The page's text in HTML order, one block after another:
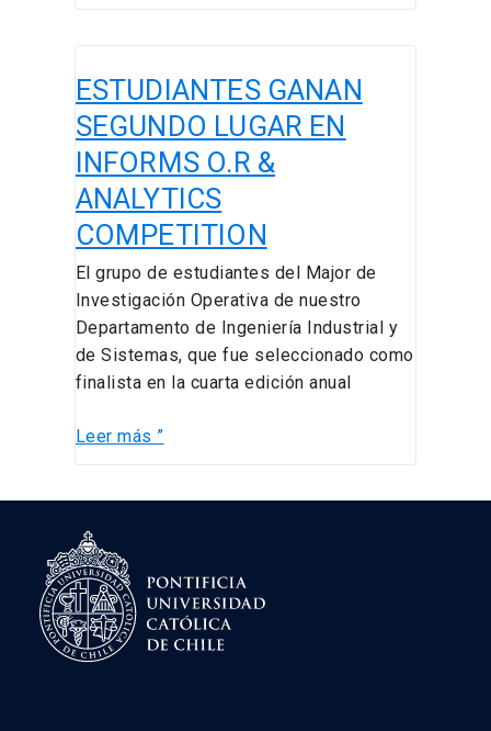
ESTUDIANTES GANAN
SEGUNDO LUGAR EN
INFORMS O.R &
ANALYTICS
COMPETITION
El grupo de estudiantes del Major de
Investigación Operativa de nuestro
Departamento de Ingeniería Industrial y
de Sistemas, que fue seleccionado como
finalista en la cuarta edición anual
GANAN
SEGUNDO
LUGAR
EN
INFORMS
O.R
&
ANALYTICS
COMPETITION
Leer más ”